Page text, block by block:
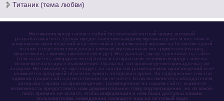
Титаник (тема любви)
Нотомания представляет собой бесплатный нотный архив, который
разрабатывается с целью предоставления каждому музыканту нот известных и
популярных произведений классической и современной музыки на безвозмездной
основе в переложениях для различных музыкальных инструментов (гитары,
фортепиано, скрипки, виолончели и др.). Все данные, представленные на сайте
(тексты песен, аккорды и ноты) взяты из открытых источников и представлены
исключительно для ознакомления. Права на эти произведения принадлежат их
авторам. Нотомания не претендует на авторство размещаемых произведений и не
занимается продажей объектов чужого авторского права. За содержание текстов
администрация сайта ответственности не несет. Если вы являетесь обладателем
авторского права на произведение, размещенное на нашем сайте, и имеете
возможность предоставить нам документальное тому подтверждение, но по какой-
либо причине не хотите, чтобы информация о нём была доступна нашим
пользователям, немедленно напишите нам на почтовый ящик